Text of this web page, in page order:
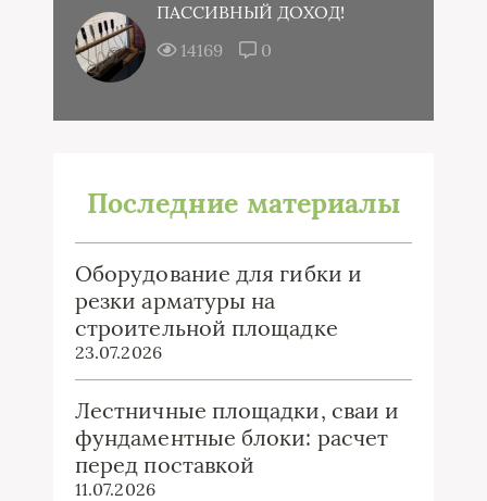
ПАССИВНЫЙ ДОХОД!
14169
0
Последние материалы
Оборудование для гибки и
резки арматуры на
строительной площадке
23.07.2026
Лестничные площадки, сваи и
фундаментные блоки: расчет
перед поставкой
11.07.2026